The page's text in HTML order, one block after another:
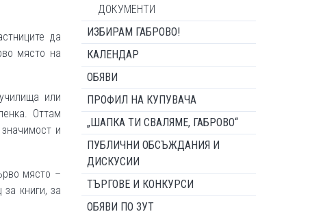
да
място на
или
Оттам
и
място –
книги, за
ДОКУМЕНТИ
ИЗБИРАМ ГАБРОВО!
КАЛЕНДАР
ОБЯВИ
ПРОФИЛ НА КУПУВАЧА
„ШАПКА ТИ СВАЛЯМЕ, ГАБРОВО“
ПУБЛИЧНИ ОБСЪЖДАНИЯ И
ДИСКУСИИ
ТЪРГОВЕ И КОНКУРСИ
ОБЯВИ ПО ЗУТ